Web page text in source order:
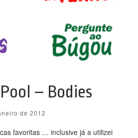
– Bodies
de 2012
favoritas … inclusive já a utilizei